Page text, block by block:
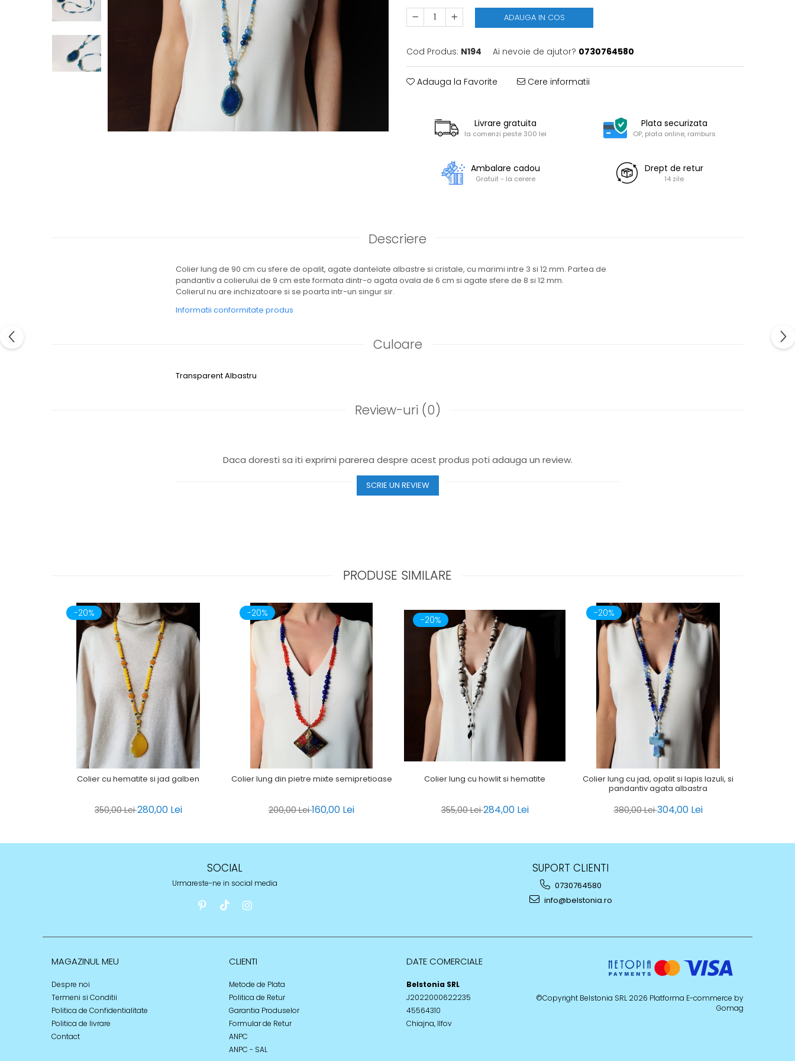
ADAUGA IN COS
Cod Produs: N194 Ai nevoie de ajutor? 0730764580
Adauga la Favorite Cere informatii
Livrare gratuita
la comenzi peste 300 lei
Plata securizata
OP, plata online, ramburs
Ambalare cadou
Gratuit - la cerere
Drept de retur
14 zile
Descriere
Colier lung de 90 cm cu sfere de opalit, agate dantelate albastre si cristale, cu marimi intre 3 si 12 mm. Partea de
pandantiv a colierului de 9 cm este formata dintr-o agata ovala de 6 cm si agate sfere de 8 si 12 mm.
Colierul nu are inchizatoare si se poarta intr-un singur sir.
Informatii conformitate produs
Culoare
TransparentAlbastru
Review-uri (0)
Daca doresti sa iti exprimi parerea despre acest produs poti adauga un review.
SCRIE UN REVIEW
PRODUSE SIMILARE
-20%
Colier cu hematite si jad galben
350,00 Lei280,00 Lei
-20%
Colier lung din pietre mixte semipretioase
200,00 Lei160,00 Lei
-20%
Colier lung cu howlit si hematite
355,00 Lei284,00 Lei
-20%
Colier lung cu jad, opalit si lapis lazuli, si
pandantiv agata albastra
380,00 Lei304,00 Lei
SOCIAL
Urmareste-ne in social media
SUPORT CLIENTI
0730764580
info@belstonia.ro
MAGAZINUL MEU
Despre noi
Termeni si Conditii
Politica de Confidentialitate
Politica de livrare
Contact
CLIENTI
Metode de Plata
Politica de Retur
Garantia Produselor
Formular de Retur
ANPC
ANPC - SAL
DATE COMERCIALE
Belstonia SRL
J2022000622235
45564310
Chiajna, Ilfov
©Copyright Belstonia SRL 2026 Platforma E-commerce by
Gomag